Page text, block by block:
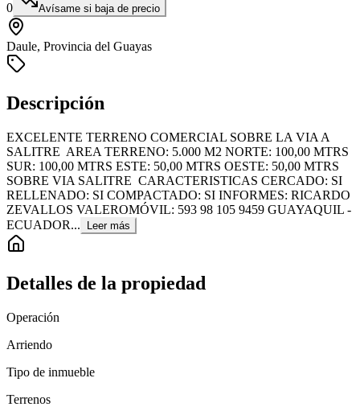
0 Avísame si baja de precio
Daule, Provincia del Guayas
Descripción
EXCELENTE TERRENO COMERCIAL SOBRE LA VIA A
SALITRE AREA TERRENO: 5.000 M2 NORTE: 100,00 MTRS
SUR: 100,00 MTRS ESTE: 50,00 MTRS OESTE: 50,00 MTRS
SOBRE VIA SALITRE CARACTERISTICAS CERCADO: SI
RELLENADO: SI COMPACTADO: SI INFORMES: RICARDO
ZEVALLOS VALEROMÓVIL: 593 98 105 9459 GUAYAQUIL -
ECUADOR...
Leer más
Detalles de la propiedad
Operación
Arriendo
Tipo de inmueble
Terrenos